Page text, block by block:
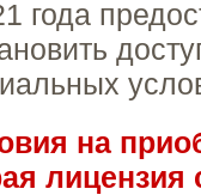
года
на
лицензия